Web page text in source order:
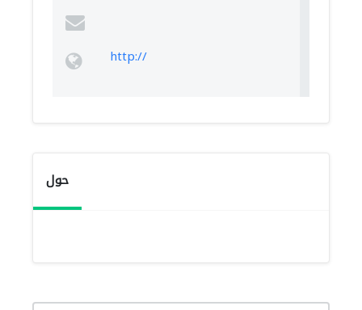
http://
حول